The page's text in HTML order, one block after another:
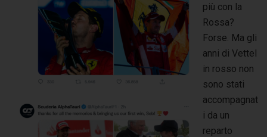
più con la
Rossa?
Forse. Ma gli
anni di Vettel
in rosso non
sono stati
accompagnat
i da un
reparto